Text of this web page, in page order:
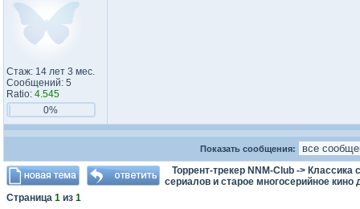
Стаж: 14 лет 3 мес.
Сообщений: 5
Ratio: 4.545
0%
Показать сообщения:
Торрент-трекер NNM-Club -> Классика
сериалов и старое многосерийное кино
Страница 1 из 1